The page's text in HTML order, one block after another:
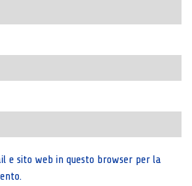
e sito web in questo browser per la